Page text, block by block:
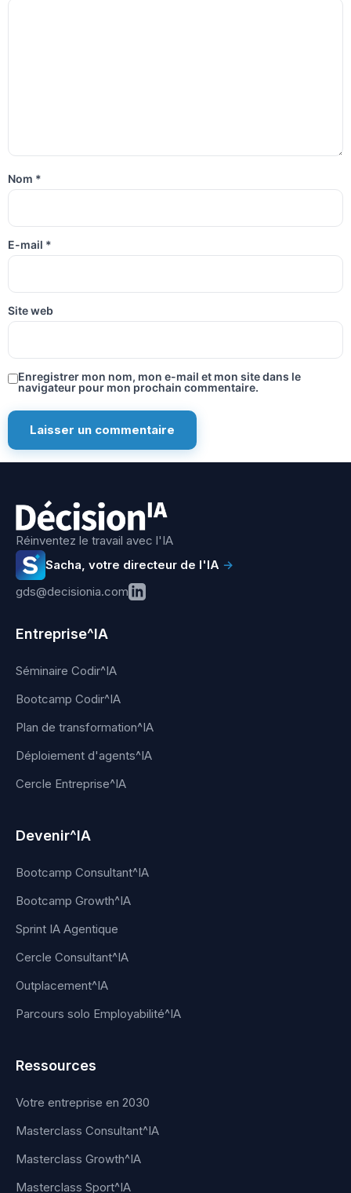
Nom *
E-mail *
Site web
Enregistrer mon nom, mon e-mail et mon site dans le
navigateur pour mon prochain commentaire.
Réinventez le travail avec l'IA
Sacha, votre directeur de l'IA →
gds@decisionia.com
Entreprise^IA
Séminaire Codir^IA
Bootcamp Codir^IA
Plan de transformation^IA
Déploiement d'agents^IA
Cercle Entreprise^IA
Devenir^IA
Bootcamp Consultant^IA
Bootcamp Growth^IA
Sprint IA Agentique
Cercle Consultant^IA
Outplacement^IA
Parcours solo Employabilité^IA
Ressources
Votre entreprise en 2030
Masterclass Consultant^IA
Masterclass Growth^IA
Masterclass Sport^IA